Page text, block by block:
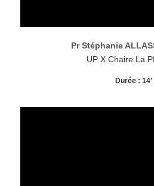
Pr Stéphanie
UP X Chaire La
Durée : 14′